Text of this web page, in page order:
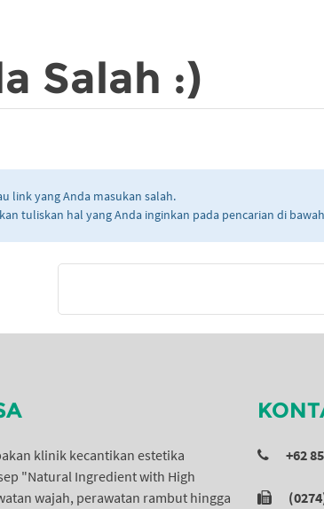
Salah :)
link yang Anda masukan salah.
tuliskan hal yang Anda inginkan pada pencarian di
klinik kecantikan estetika
"Natural Ingredient with High
wajah, perawatan rambut hingga
+62